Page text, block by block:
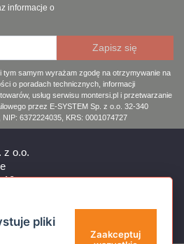
informacje o
tym samym wyrażam zgodę na otrzymywanie na
o poradach technicznych, informacji
usług serwisu montersi.pl i przetwarzanie
przez E-SYSTEM Sp. z o.o. 32-340
6372224035, KRS: 0001074727
z o.o.
10
pliki
Zaakceptuj